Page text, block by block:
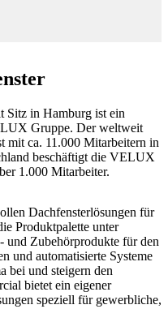
in Hamburg ist ein
Gruppe. Der weltweit
mit ca. 11.000 Mitarbeitern in
beschäftigt die VELUX
1.000 Mitarbeiter.
Dachfensterlösungen für
Produktpalette unter
und Zubehörprodukte für den
und automatisierte Systeme
bei und steigern den
bietet ein eigener
speziell für gewerbliche,